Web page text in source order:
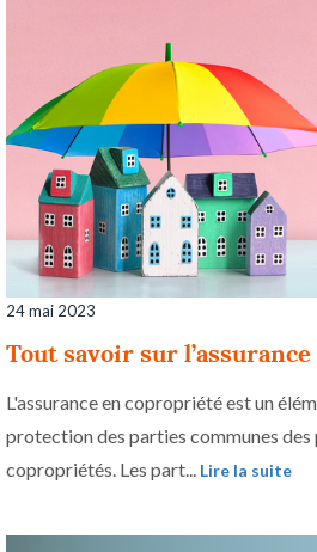
24 mai 2023
Tout savoir sur
L'assurance en copropriété est un
protection des parties communes
copropriétés. Les part...
Lire la suite